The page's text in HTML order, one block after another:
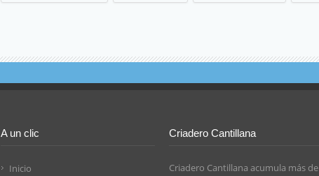
A un clic
Inicio
Criadero Cantillana
Criadero Cantillana acumula más de